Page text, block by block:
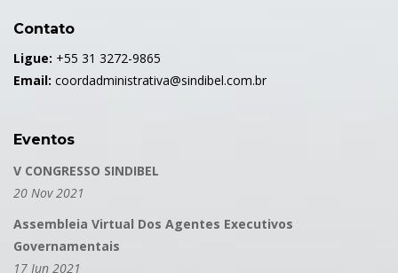
Contato
Ligue: +55 31 3272-9865
Email: coordadministrativa@sindibel.com.br
Eventos
V CONGRESSO SINDIBEL
20 Nov 2021
Assembleia Virtual Dos Agentes Executivos
Governamentais
17 Jun 2021